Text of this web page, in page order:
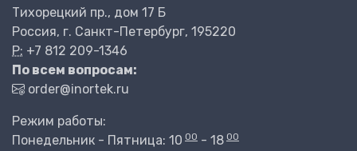
Тихорецкий пр., дом 17 Б
Россия, г. Санкт-Петербург, 195220
P: +7 812 209-1346
По всем вопросам:
order@inortek.ru
Режим работы:
Понедельник - Пятница: 10 00 - 18 00